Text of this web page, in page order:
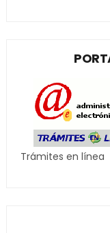
Trámites en línea